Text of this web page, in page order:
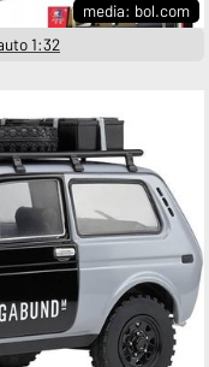
media: bol.com
1:32